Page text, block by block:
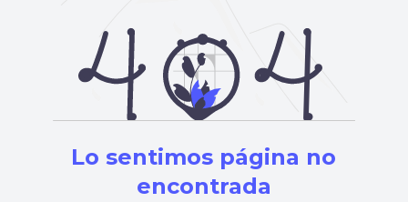
Lo sentimos página no
encontrada